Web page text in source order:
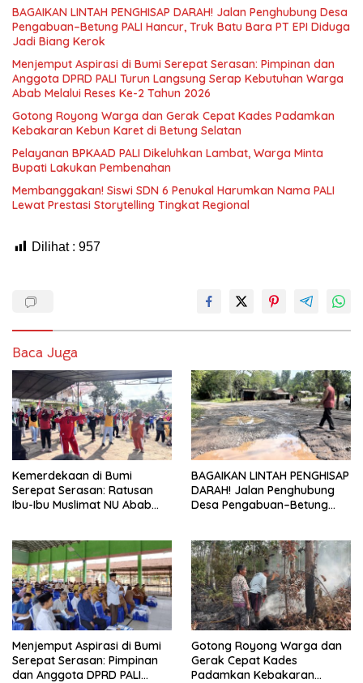
BAGAIKAN LINTAH PENGHISAP DARAH! Jalan Penghubung Desa
Pengabuan–Betung PALI Hancur, Truk Batu Bara PT EPI Diduga
Jadi Biang Kerok
Menjemput Aspirasi di Bumi Serepat Serasan: Pimpinan dan
Anggota DPRD PALI Turun Langsung Serap Kebutuhan Warga
Abab Melalui Reses Ke-2 Tahun 2026
Gotong Royong Warga dan Gerak Cepat Kades Padamkan
Kebakaran Kebun Karet di Betung Selatan
Pelayanan BPKAAD PALI Dikeluhkan Lambat, Warga Minta
Bupati Lakukan Pembenahan
Membanggakan! Siswi SDN 6 Penukal Harumkan Nama PALI
Lewat Prestasi Storytelling Tingkat Regional
Dilihat : 957
Baca Juga
Kemerdekaan di Bumi
Serepat Serasan: Ratusan
Ibu-Ibu Muslimat NU Abab
Indonesia
BAGAIKAN LINTAH PENGHISAP
DARAH! Jalan Penghubung
Desa Pengabuan–Betung
Kerok
Menjemput Aspirasi di Bumi
Serepat Serasan: Pimpinan
dan Anggota DPRD PALI
Gotong Royong Warga dan
Gerak Cepat Kades
Padamkan Kebakaran